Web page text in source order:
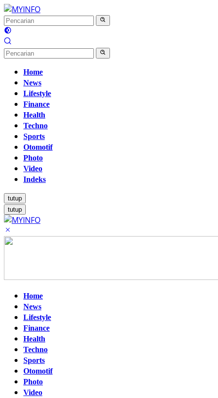
Langsung
ke
konten
Home
News
Lifestyle
Finance
Health
Techno
Sports
Otomotif
Photo
Video
Indeks
tutup
tutup
Home
News
Lifestyle
Finance
Health
Techno
Sports
Otomotif
Photo
Video